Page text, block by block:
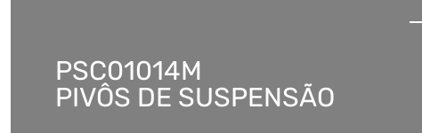
PSC01014M
PIVÔS DE SUSPENSÃO